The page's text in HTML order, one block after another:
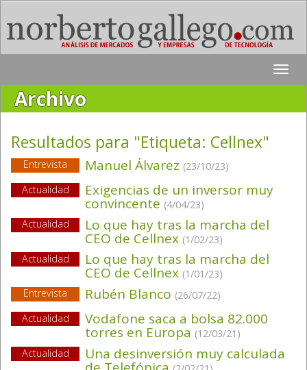
Toggle
Archivo
Resultados para "Etiqueta: Cellnex"
Entrevista Manuel Álvarez (23/10/23)
Actualidad
Exigencias de un inversor muy
convincente (4/04/23)
Actualidad
Lo que hay tras la marcha del
CEO de Cellnex (1/02/23)
Actualidad
Lo que hay tras la marcha del
CEO de Cellnex (1/01/23)
Entrevista
Rubén Blanco (26/07/22)
Actualidad
Vodafone saca a bolsa 82.000
torres en Europa (12/03/21)
Actualidad
Una desinversión muy calculada